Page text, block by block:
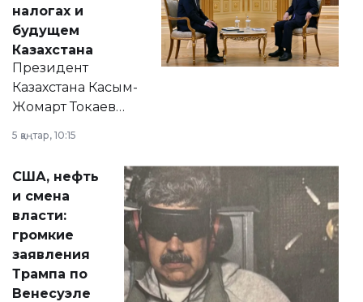
налогах и
будущем
Казахстана
Президент
Казахстана Касым-
Жомарт Токаев
сразу несколько
актуальных тем —
от слухов о
политических
реформах до
вопросов армии,
экономики и
личного здоровья.
5 қаңтар, 10:15
США, нефть
и смена
власти:
громкие
заявления
Трампа по
Венесуэле